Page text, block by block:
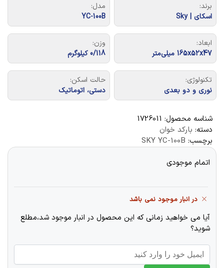
برند:
اسکای | Sky
مدل:
YC-100B
ابعاد:
165x52x47 میلی‌متر
وزن:
0/118 کیلوگرم
تکنولوژی:
نوری و دو بعدی
حالت اسکن:
دستی، اتوماتیک
شناسه محصول: 1726011
دسته: بارکد خوان
برچسب: SKY YC-100B
اتمام موجودی
در انبار موجود نمی باشد
آیا می خواهید زمانی که این محصول در انبار موجود شد،مطلع
شوید؟